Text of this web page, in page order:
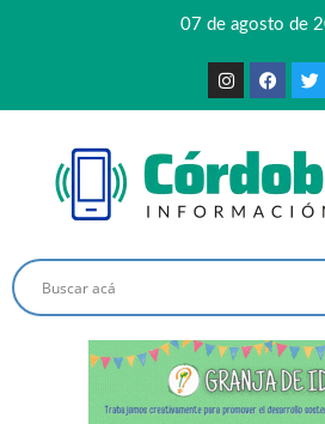
07 de agosto de